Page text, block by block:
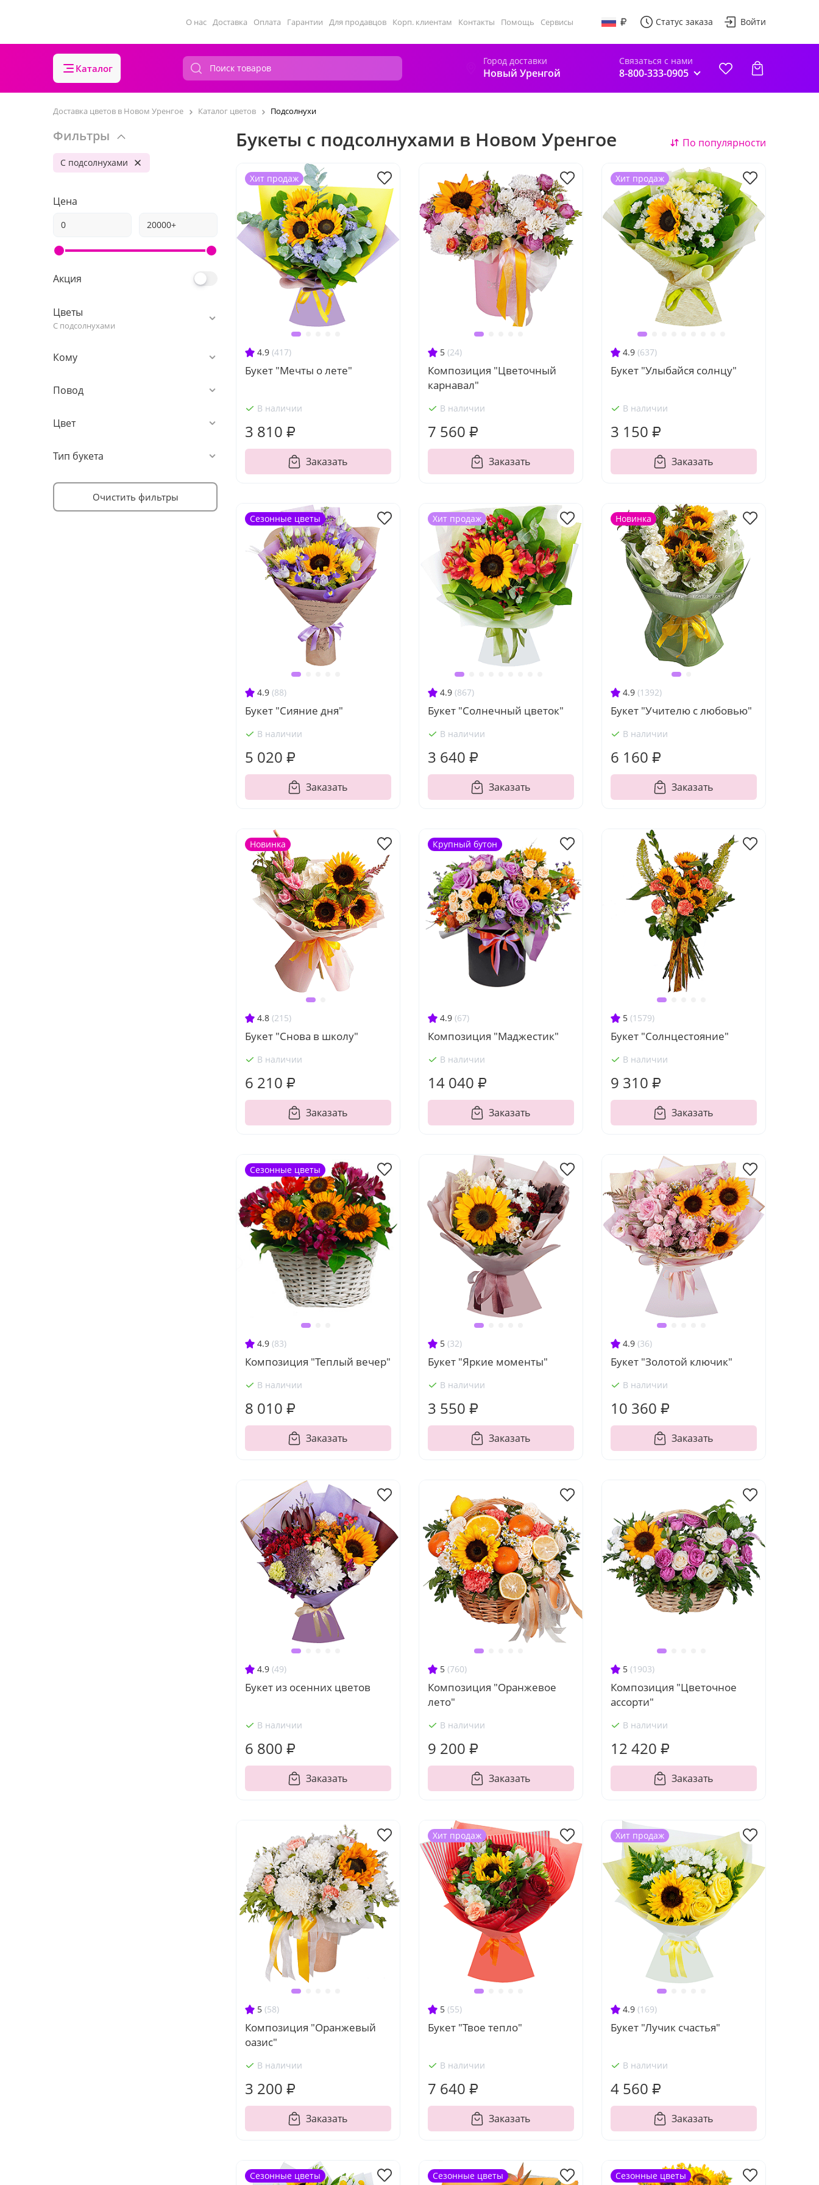
О нас Доставка Оплата Гарантии Для продавцов Корп. клиентам Контакты Помощь Сервисы Статус заказа Войти
Каталог
Город доставки
Новый Уренгой
Связаться с нами
8-800-333-0905
Доставка цветов в Новом Уренгое Каталог цветов Подсолнухи
Фильтры
С подсолнухами
Цена
Акция
Цветы
С подсолнухами
Кому
Повод
Цвет
Тип букета
Очистить фильтры
Букеты с подсолнухами в Новом Уренгое По популярности
4.9 (417)
Букет "Мечты о лете"
В наличии
3 810 ₽
Заказать
Хит продаж
5 (24)
Композиция "Цветочный
карнавал"
В наличии
7 560 ₽
Заказать
4.9 (637)
Букет "Улыбайся солнцу"
В наличии
3 150 ₽
Заказать
Хит продаж
4.9 (88)
Букет "Сияние дня"
В наличии
5 020 ₽
Заказать
Сезонные цветы
4.9 (867)
Букет "Солнечный цветок"
В наличии
3 640 ₽
Заказать
Хит продаж
4.9 (1392)
Букет "Учителю с любовью"
В наличии
6 160 ₽
Заказать
Новинка
4.8 (215)
Букет "Снова в школу"
В наличии
6 210 ₽
Заказать
Новинка
4.9 (67)
Композиция "Маджестик"
В наличии
14 040 ₽
Заказать
Крупный бутон
5 (1579)
Букет "Солнцестояние"
В наличии
9 310 ₽
Заказать
4.9 (83)
Композиция "Теплый вечер"
В наличии
8 010 ₽
Заказать
Сезонные цветы
5 (32)
Букет "Яркие моменты"
В наличии
3 550 ₽
Заказать
4.9 (36)
Букет "Золотой ключик"
В наличии
10 360 ₽
Заказать
4.9 (49)
Букет из осенних цветов
В наличии
6 800 ₽
Заказать
5 (760)
Композиция "Оранжевое
лето"
В наличии
9 200 ₽
Заказать
5 (1903)
Композиция "Цветочное
ассорти"
В наличии
12 420 ₽
Заказать
5 (58)
Композиция "Оранжевый
оазис"
В наличии
3 200 ₽
Заказать
5 (55)
Букет "Твое тепло"
В наличии
7 640 ₽
Заказать
Хит продаж
4.9 (169)
Букет "Лучик счастья"
В наличии
4 560 ₽
Заказать
Хит продаж
Сезонные цветы Сезонные цветы Сезонные цветы